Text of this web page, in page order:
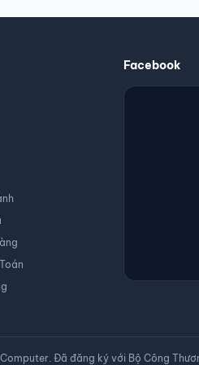
game thủ muốn trải nghiệm đồ
Facebook
Đã đăng ký với Bộ Công